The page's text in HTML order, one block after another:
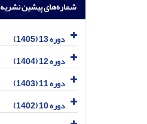
شماره‌های پیشین نشریه
دوره 13 (1405)
دوره 12 (1404)
دوره 11 (1403)
دوره 10 (1402)